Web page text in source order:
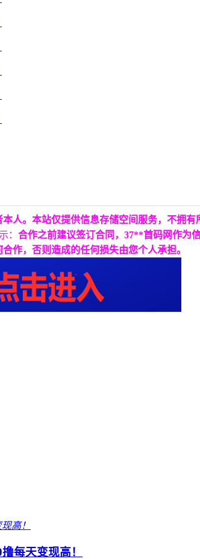
人。本站仅提供信息存储空间服务，不拥
： 合作之前建议签订合同，37**首码网作为
作，否则造成的任何损失由您个人承担。
每天变现高！